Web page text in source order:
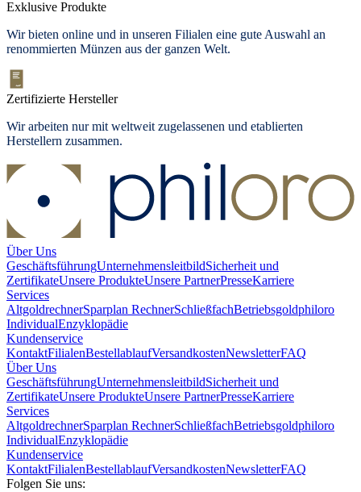
Exklusive Produkte
Wir bieten online und in unseren Filialen eine gute Auswahl an
renommierten Münzen aus der ganzen Welt.
Zertifizierte Hersteller
Wir arbeiten nur mit weltweit zugelassenen und etablierten
Herstellern zusammen.
Über Uns
GeschäftsführungUnternehmensleitbildSicherheit und
ZertifikateUnsere ProdukteUnsere PartnerPresseKarriere
Services
AltgoldrechnerSparplan RechnerSchließfachBetriebsgoldphiloro
IndividualEnzyklopädie
Kundenservice
KontaktFilialenBestellablaufVersandkostenNewsletterFAQ
Über Uns
GeschäftsführungUnternehmensleitbildSicherheit und
ZertifikateUnsere ProdukteUnsere PartnerPresseKarriere
Services
AltgoldrechnerSparplan RechnerSchließfachBetriebsgoldphiloro
IndividualEnzyklopädie
Kundenservice
KontaktFilialenBestellablaufVersandkostenNewsletterFAQ
Folgen Sie uns: